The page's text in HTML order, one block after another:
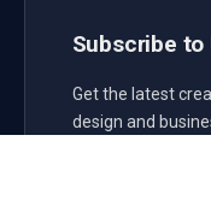
Subscribe to
Get the latest
design and